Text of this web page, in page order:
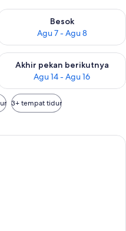
ini Agu 6 - Agu 7
Besok
Agu 7 - Agu 8
ketersediaan untuk
ini Agu 7 - Agu 9
Akhir pekan berikutnya
Agu 14 - Agu 16
ketersediaan untuk
3+ tempat tidur
Superior, 1 Double Bed |